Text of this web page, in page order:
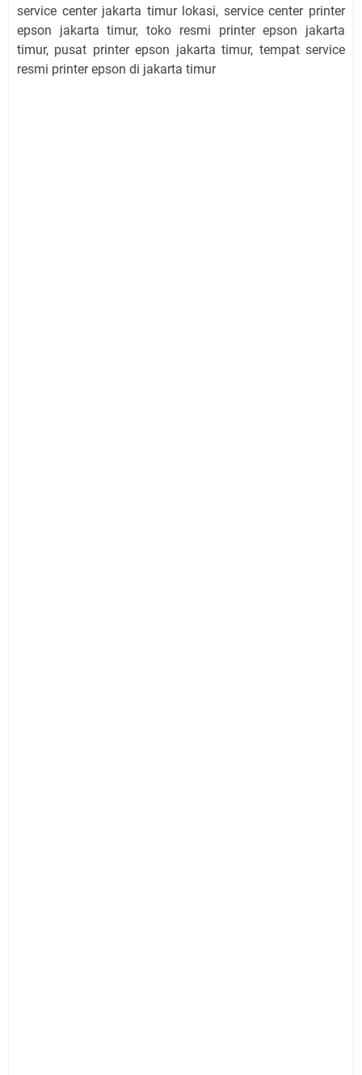
service center jakarta timur lokasi, service center printer
epson jakarta timur, toko resmi printer epson jakarta
timur, pusat printer epson jakarta timur, tempat service
resmi printer epson di jakarta timur